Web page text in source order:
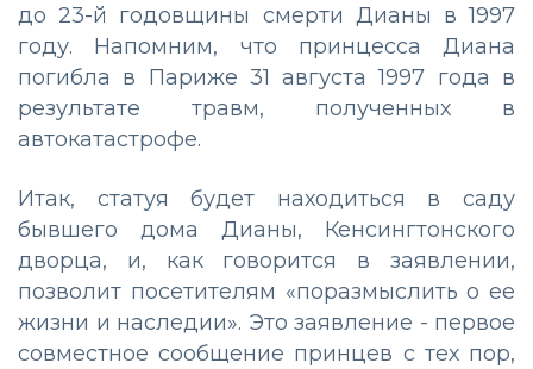
до 23-й годовщины смерти Дианы в 1997
году. Напомним, что принцесса Диана
погибла в Париже 31 августа 1997 года в
результате травм, полученных в
автокатастрофе.
Итак, статуя будет находиться в саду
бывшего дома Дианы, Кенсингтонского
дворца, и, как говорится в заявлении,
позволит посетителям «поразмыслить о ее
жизни и наследии». Это заявление - первое
совместное сообщение принцев с тех пор,